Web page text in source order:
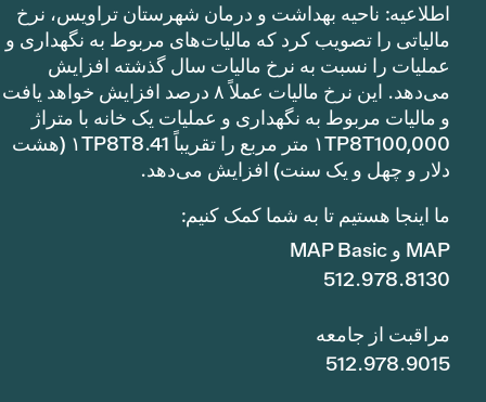
اطلاعیه: ناحیه بهداشت و درمان شهرستان تراویس، نرخ
مالیاتی را تصویب کرد که مالیات‌های مربوط به نگهداری و
عملیات را نسبت به نرخ مالیات سال گذشته افزایش
می‌دهد. این نرخ مالیات عملاً ۸ درصد افزایش خواهد یافت
و مالیات مربوط به نگهداری و عملیات یک خانه با متراژ
۱TP8T100,000 متر مربع را تقریباً ۱TP8T8.41 (هشت
دلار و چهل و یک سنت) افزایش می‌دهد.
ما اینجا هستیم تا به شما کمک کنیم:
MAP و MAP Basic
512.978.8130
مراقبت از جامعه
512.978.9015